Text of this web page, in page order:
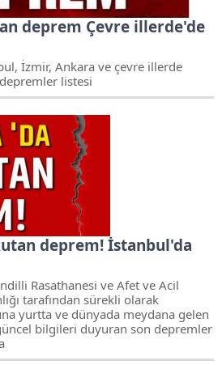
deprem Çevre illerde'de
İzmir, Ankara ve çevre illerde
listesi
deprem! İstanbul'da
Rasathanesi ve Afet ve Acil
tarafından sürekli olarak
yurtta ve dünyada meydana gelen
bilgileri duyuran son depremler